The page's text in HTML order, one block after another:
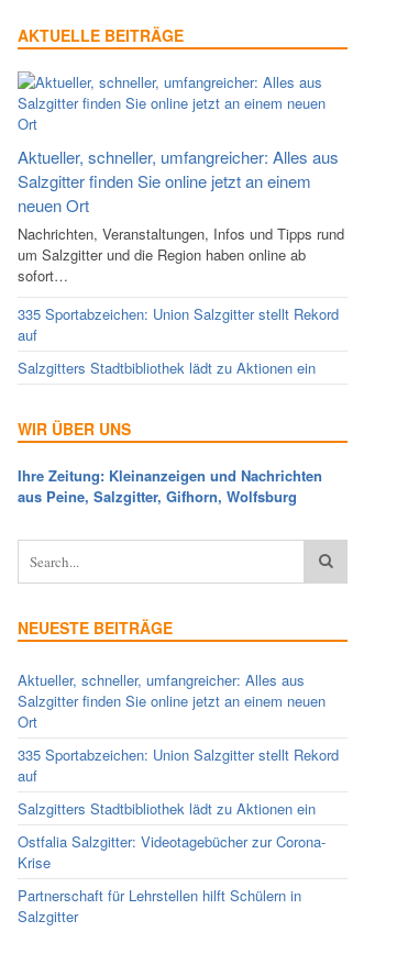
AKTUELLE BEITRÄGE
Aktueller, schneller, umfangreicher: Alles aus
Salzgitter finden Sie online jetzt an einem
neuen Ort
Nachrichten, Veranstaltungen, Infos und Tipps rund
um Salzgitter und die Region haben online ab
sofort…
335 Sportabzeichen: Union Salzgitter stellt Rekord
auf
Salzgitters Stadtbibliothek lädt zu Aktionen ein
WIR ÜBER UNS
Ihre Zeitung: Kleinanzeigen und Nachrichten
aus Peine, Salzgitter, Gifhorn, Wolfsburg
NEUESTE BEITRÄGE
Aktueller, schneller, umfangreicher: Alles aus
Salzgitter finden Sie online jetzt an einem neuen
Ort
335 Sportabzeichen: Union Salzgitter stellt Rekord
auf
Salzgitters Stadtbibliothek lädt zu Aktionen ein
Ostfalia Salzgitter: Videotagebücher zur Corona-
Krise
Partnerschaft für Lehrstellen hilft Schülern in
Salzgitter